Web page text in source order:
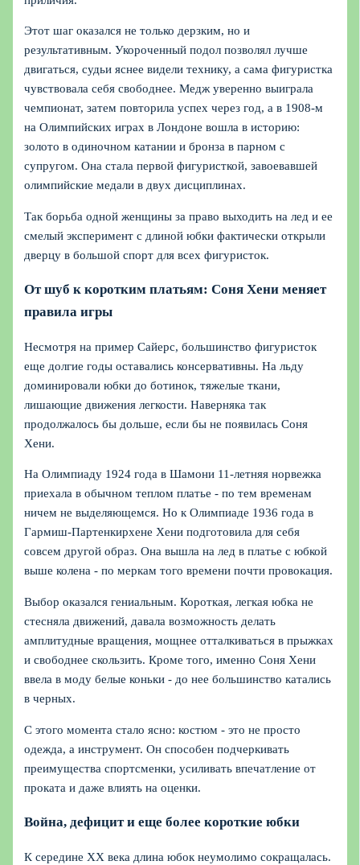
Этот шаг оказался не только дерзким, но и
результативным. Укороченный подол позволял лучше
двигаться, судьи яснее видели технику, а сама фигуристка
чувствовала себя свободнее. Медж уверенно выиграла
чемпионат, затем повторила успех через год, а в 1908-м
на Олимпийских играх в Лондоне вошла в историю:
золото в одиночном катании и бронза в парном с
супругом. Она стала первой фигуристкой, завоевавшей
олимпийские медали в двух дисциплинах.
Так борьба одной женщины за право выходить на лед и ее
смелый эксперимент с длиной юбки фактически открыли
дверцу в большой спорт для всех фигуристок.
От шуб к коротким платьям: Соня Хени меняет
правила игры
Несмотря на пример Сайерс, большинство фигуристок
еще долгие годы оставались консервативны. На льду
доминировали юбки до ботинок, тяжелые ткани,
лишающие движения легкости. Наверняка так
продолжалось бы дольше, если бы не появилась Соня
Хени.
На Олимпиаду 1924 года в Шамони 11-летняя норвежка
приехала в обычном теплом платье - по тем временам
ничем не выделяющемся. Но к Олимпиаде 1936 года в
Гармиш-Партенкирхене Хени подготовила для себя
совсем другой образ. Она вышла на лед в платье с юбкой
выше колена - по меркам того времени почти провокация.
Выбор оказался гениальным. Короткая, легкая юбка не
стесняла движений, давала возможность делать
амплитудные вращения, мощнее отталкиваться в прыжках
и свободнее скользить. Кроме того, именно Соня Хени
ввела в моду белые коньки - до нее большинство катались
в черных.
С этого момента стало ясно: костюм - это не просто
одежда, а инструмент. Он способен подчеркивать
преимущества спортсменки, усиливать впечатление от
проката и даже влиять на оценки.
Война, дефицит и еще более короткие юбки
К середине ХХ века длина юбок неумолимо сокращалась.